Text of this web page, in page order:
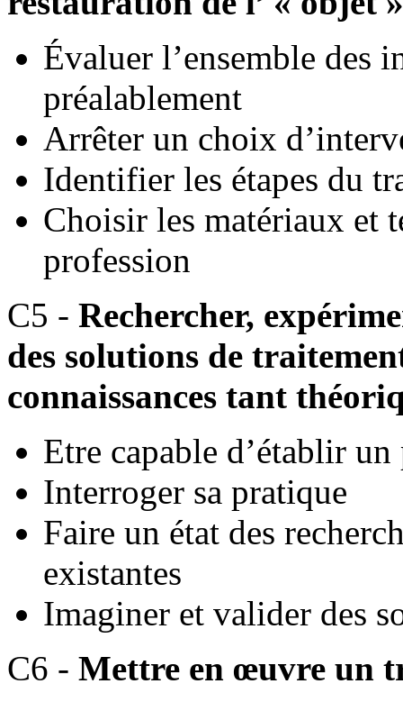
Évaluer l’ensemble des
préalablement
Arrêter un choix
Identifier les étapes du
Choisir les matériaux et
profession
C5 - Rechercher,
des solutions de
connaissances tant
Etre capable d’établir
Interroger sa pratique
Faire un état des
existantes
Imaginer et valider des
C6 - Mettre en œuvre un